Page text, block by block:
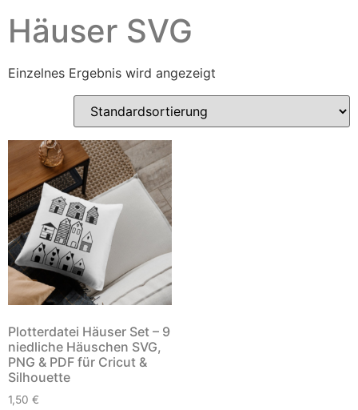
Häuser SVG
Einzelnes Ergebnis wird angezeigt
Plotterdatei Häuser Set – 9
niedliche Häuschen SVG,
PNG & PDF für Cricut &
Silhouette
1,50 €